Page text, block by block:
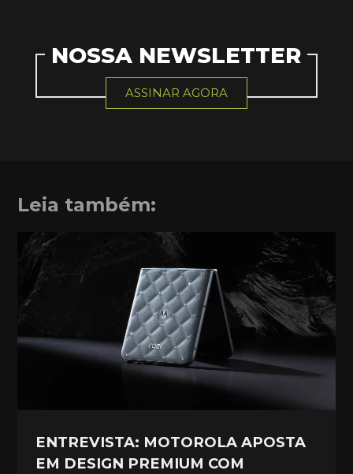
NOSSA NEWSLETTER
ASSINAR AGORA
Leia também:
ENTREVISTA: MOTOROLA APOSTA
EM DESIGN PREMIUM COM